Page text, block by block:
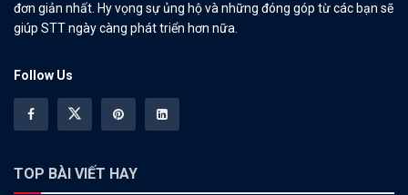
đơn giản nhất. Hy vọng sự ủng hộ và những đóng góp từ các bạn sẽ
giúp STT ngày càng phát triển hơn nữa.
Follow Us
TOP BÀI VIẾT HAY